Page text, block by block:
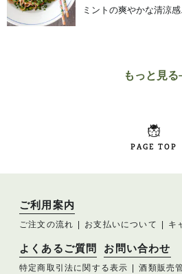
ミントの爽やかな清涼感
もっと見る
PAGE TOP
ご利用案内
ご注文の流れ お支払いについて キ
よくあるご質問 お問い合わせ
特定商取引法に関する表示 酒類販売